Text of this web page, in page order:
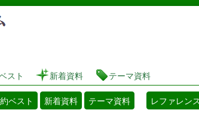
港区立図書館 蔵書検索・予約システム
スト 新着資料 テーマ資料
ベスト 新着資料 テーマ資料 レファレン